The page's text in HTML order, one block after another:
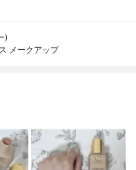
)
メークアップ